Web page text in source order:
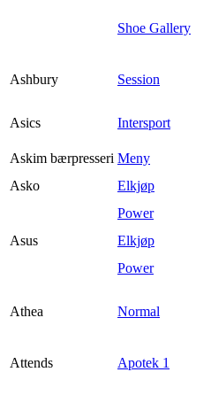
Shoe Gallery
Ashbury Session
Asics
Intersport
Askim bærpresseri Meny
Asko
Elkjøp
Power
Asus
Elkjøp
Power
Athea Normal
Attends Apotek 1